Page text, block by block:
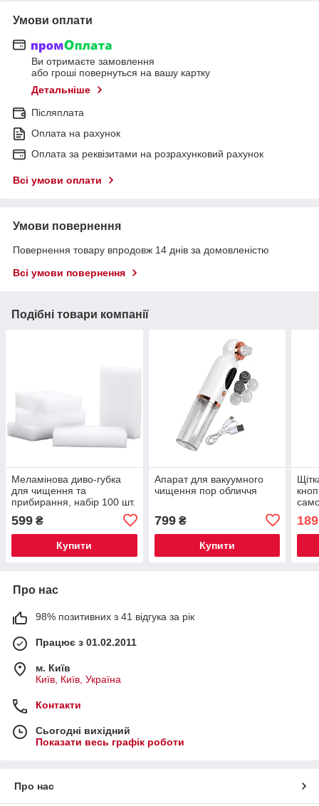
Умови оплати
Ви отримаєте замовлення
або гроші повернуться на вашу картку
Детальніше
Післяплата
Оплата на рахунок
Оплата за реквізитами на розрахунковий рахунок
Всі умови оплати
Умови повернення
Повернення товару впродовж 14 днів за домовленістю
Всі умови повернення
Подібні товари компанії
Меламінова диво-губка
для чищення та
прибирання, набір 100 шт.
599 ₴
Купити
Апарат для вакуумного
чищення пор обличчя
799₴
Купити
Про нас
98% позитивних з 41 відгука за рік
Працює з 01.02.2011
м. Київ
Київ, Київ, Україна
Контакти
Сьогодні вихідний
Показати весь графік роботи
Про нас